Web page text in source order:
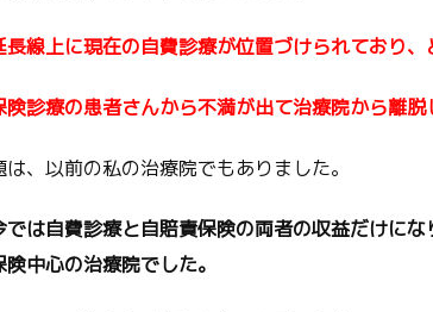
長線上に現在の自費診療が位置づけられており
険診療の患者さんから不満が出て治療院から離脱
、以前の私の治療院でもありました。
では自費診療と自賠責保険の両者の収益だけに
中心の治療院でした。